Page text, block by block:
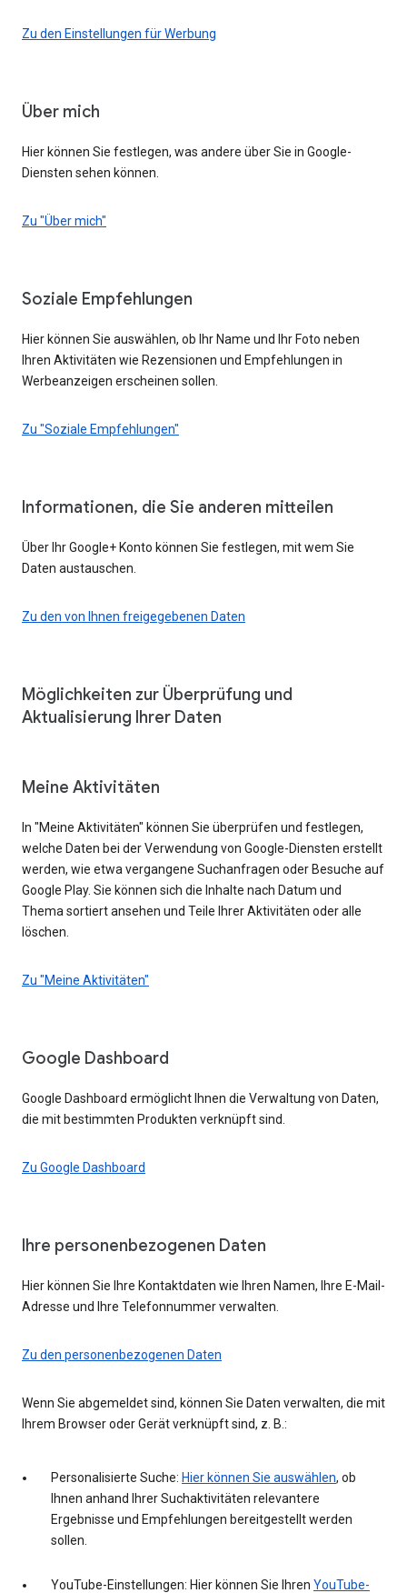
Zu den Einstellungen für Werbung
Über mich
Hier können Sie festlegen, was andere über Sie in Google-
Diensten sehen können.
Zu "Über mich"
Soziale Empfehlungen
Hier können Sie auswählen, ob Ihr Name und Ihr Foto neben
Ihren Aktivitäten wie Rezensionen und Empfehlungen in
Werbeanzeigen erscheinen sollen.
Zu "Soziale Empfehlungen"
Informationen, die Sie anderen mitteilen
Über Ihr Google+ Konto können Sie festlegen, mit wem Sie
Daten austauschen.
Zu den von Ihnen freigegebenen Daten
Möglichkeiten zur Überprüfung und
Aktualisierung Ihrer Daten
Meine Aktivitäten
In "Meine Aktivitäten" können Sie überprüfen und festlegen,
welche Daten bei der Verwendung von Google-Diensten erstellt
werden, wie etwa vergangene Suchanfragen oder Besuche auf
Google Play. Sie können sich die Inhalte nach Datum und
Thema sortiert ansehen und Teile Ihrer Aktivitäten oder alle
löschen.
Zu "Meine Aktivitäten"
Google Dashboard
Google Dashboard ermöglicht Ihnen die Verwaltung von Daten,
die mit bestimmten Produkten verknüpft sind.
Zu Google Dashboard
Ihre personenbezogenen Daten
Hier können Sie Ihre Kontaktdaten wie Ihren Namen, Ihre E-Mail-
Adresse und Ihre Telefonnummer verwalten.
Zu den personenbezogenen Daten
Wenn Sie abgemeldet sind, können Sie Daten verwalten, die mit
Ihrem Browser oder Gerät verknüpft sind, z. B.:
Personalisierte Suche: Hier können Sie auswählen, ob
Ihnen anhand Ihrer Suchaktivitäten relevantere
Ergebnisse und Empfehlungen bereitgestellt werden
sollen.
YouTube-Einstellungen: Hier können Sie Ihren YouTube-